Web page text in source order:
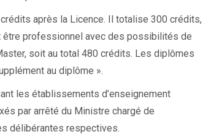
après la Licence. Il totalise 300 crédits,
être professionnel avec des possibilités de
soit au total 480 crédits. Les diplômes
au diplôme ».
les établissements d’enseignement
par arrêté du Ministre chargé de
délibérantes respectives.